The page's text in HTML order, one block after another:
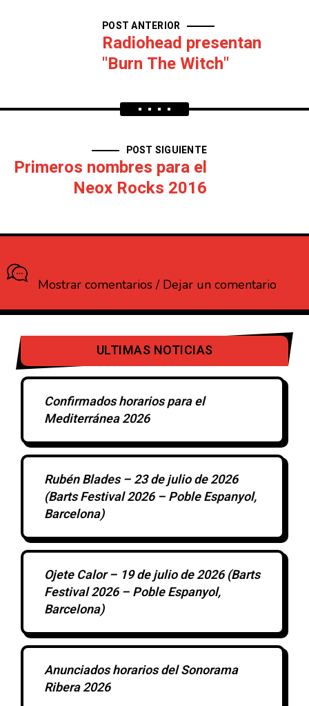
POST ANTERIOR
Radiohead presentan
"Burn The Witch"
POST SIGUIENTE
Primeros nombres para el
Neox Rocks 2016
Mostrar comentarios / Dejar un comentario
ULTIMAS NOTICIAS
Confirmados horarios para el
Mediterránea 2026
Rubén Blades – 23 de julio de 2026
(Barts Festival 2026 – Poble Espanyol,
Barcelona)
Ojete Calor – 19 de julio de 2026 (Barts
Festival 2026 – Poble Espanyol,
Barcelona)
Anunciados horarios del Sonorama
Ribera 2026